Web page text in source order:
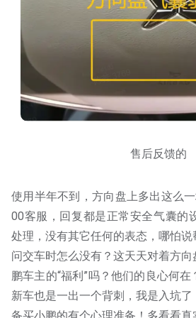
售后反馈的
使用半年不到，方向盘上多出这么
00客服，回复都是正常安全气囊的
处理，没有其它任何的表态，哪怕
问交车时怎么没有？这天天对着方
鹏车主的“福利”吗？他们的良心何
新车也是一出一个背刺，我是入坑